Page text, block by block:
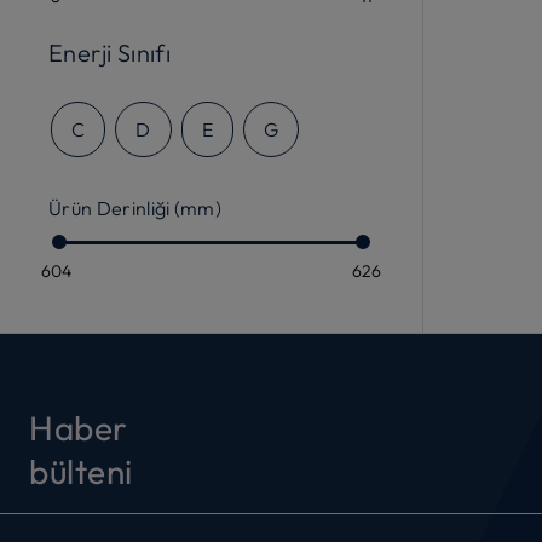
Enerji Sınıfı
C D E G
Ürün Derinliği (mm)
604 626
Haber
bülteni